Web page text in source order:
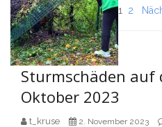
Sturmschäden auf
Oktober 2023
t_kruse 2. November 2023
der
Beiträge
1 2